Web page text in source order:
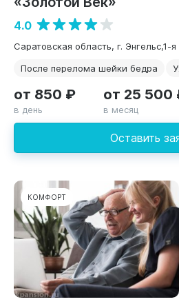
4.0
Саратовская область, г. Энгельс,1-я
После перелома шейки бедра
Оставить
от 850 ₽
в день
от 25 500
в месяц
КОМФОРТ